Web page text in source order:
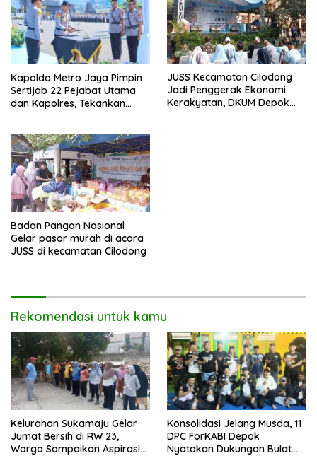
Kapolda Metro Jaya Pimpin
Sertijab 22 Pejabat Utama
dan Kapolres, Tekankan
JUSS Kecamatan Cilodong
Jadi Penggerak Ekonomi
Kerakyatan, DKUM Depok
Badan Pangan Nasional
Gelar pasar murah di acara
JUSS di kecamatan Cilodong
Rekomendasi untuk kamu
Kelurahan Sukamaju Gelar
Jumat Bersih di RW 23,
Warga Sampaikan Aspirasi
Konsolidasi Jelang Musda, 11
DPC ForKABI Depok
Nyatakan Dukungan Bulat